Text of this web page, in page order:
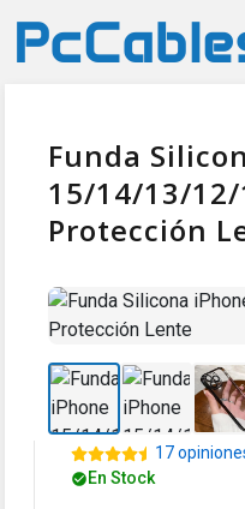
Funda
15/14/13/12/
Protección
17
En Stock